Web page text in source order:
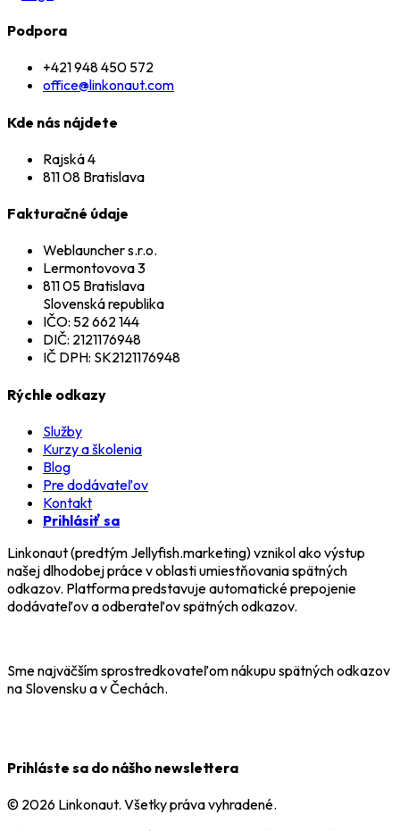
Podpora
+421 948 450 572
office@linkonaut.com
Kde nás nájdete
Rajská 4
811 08 Bratislava
Fakturačné údaje
Weblauncher s.r.o.
Lermontovova 3
811 05 Bratislava
Slovenská republika
IČO: 52 662 144
DIČ: 2121176948
IČ DPH: SK2121176948
Rýchle odkazy
Služby
Kurzy a školenia
Blog
Pre dodávateľov
Kontakt
Prihlásiť sa
Linkonaut (predtým Jellyfish.marketing) vznikol ako výstup
našej dlhodobej práce v oblasti umiestňovania spätných
odkazov. Platforma predstavuje automatické prepojenie
dodávateľov a odberateľov spätných odkazov.
Sme najväčším sprostredkovateľom nákupu spätných odkazov
na Slovensku a v Čechách.
Prihláste sa do nášho newslettera
© 2026 Linkonaut. Všetky práva vyhradené.